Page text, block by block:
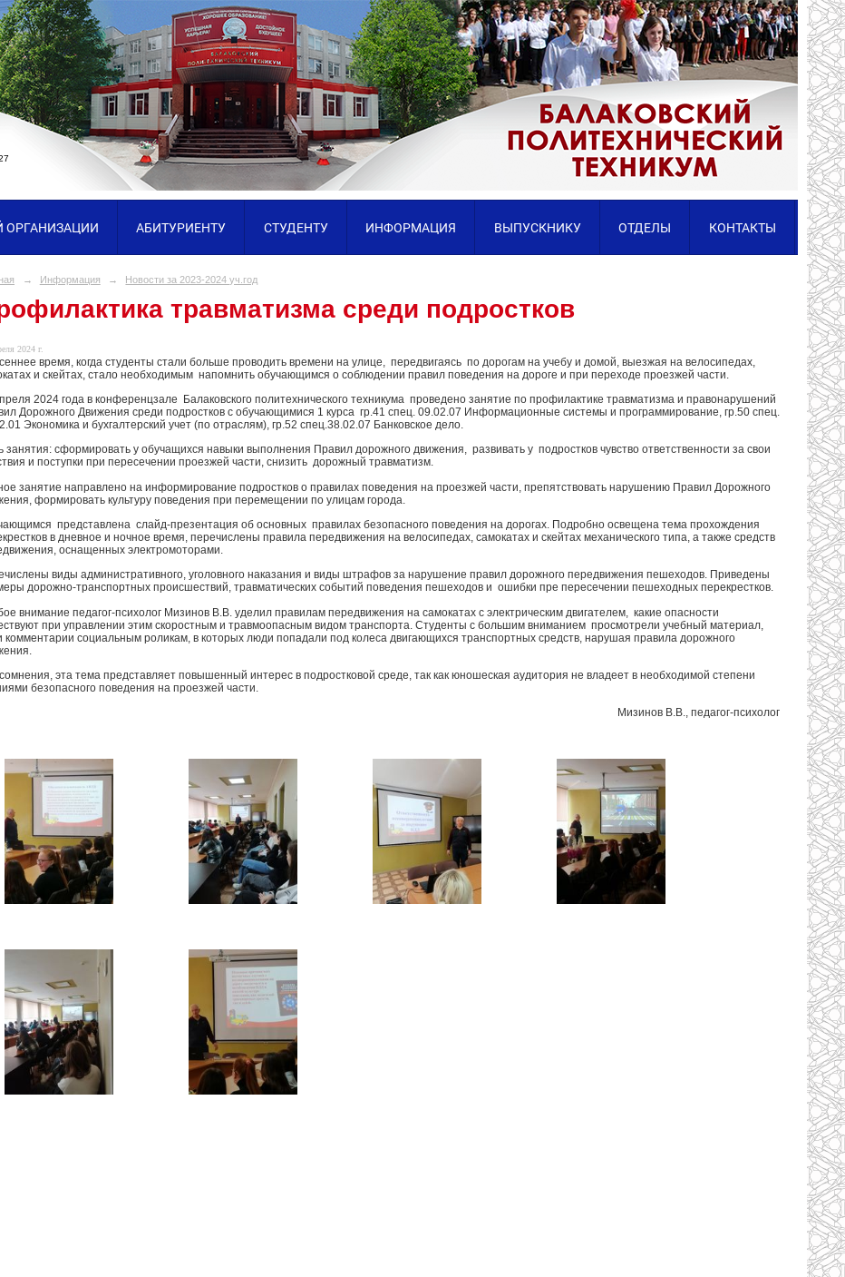
ОРГАНИЗАЦИИ АБИТУРИЕНТУ СТУДЕНТУ ИНФОРМАЦИЯ ВЫПУСКНИКУ ОТДЕЛЫ КОНТАКТЫ
→ Информация → Новости за 2023-2024 уч.год
травматизма среди подростков
2024 г.
время, когда студенты стали больше проводить времени на улице, передвигаясь по дорогам на учебу и домой, выезжая на велосипедах,
и скейтах, стало необходимым напомнить обучающимся о соблюдении правил поведения на дороге и при переходе проезжей части.
2024 года в конференцзале Балаковского политехнического техникума проведено занятие по профилактике травматизма и правонарушений
Дорожного Движения среди подростков с обучающимися 1 курса гр.41 спец. 09.02.07 Информационные системы и программирование, гр.50 спец.
Экономика и бухгалтерский учет (по отраслям), гр.52 спец.38.02.07 Банковское дело.
занятия: сформировать у обучащихся навыки выполнения Правил дорожного движения, развивать у подростков чувство ответственности за свои
и поступки при пересечении проезжей части, снизить дорожный травматизм.
занятие направлено на информирование подростков о правилах поведения на проезжей части, препятствовать нарушению Правил Дорожного
формировать культуру поведения при перемещении по улицам города.
представлена слайд-презентация об основных правилах безопасного поведения на дорогах. Подробно освещена тема прохождения
в дневное и ночное время, перечислены правила передвижения на велосипедах, самокатах и скейтах механического типа, а также средств
оснащенных электромоторами.
виды административного, уголовного наказания и виды штрафов за нарушение правил дорожного передвижения пешеходов. Приведены
дорожно-транспортных происшествий, травматических событий поведения пешеходов и ошибки пре пересечении пешеходных перекрестков.
внимание педагог-психолог Мизинов В.В. уделил правилам передвижения на самокатах с электрическим двигателем, какие опасности
при управлении этим скоростным и травмоопасным видом транспорта. Студенты с большим вниманием просмотрели учебный материал,
комментарии социальным роликам, в которых люди попадали под колеса двигающихся транспортных средств, нарушая правила дорожного
эта тема представляет повышенный интерес в подростковой среде, так как юношеская аудитория не владеет в необходимой степени
безопасного поведения на проезжей части.
Мизинов В.В., педагог-психолог